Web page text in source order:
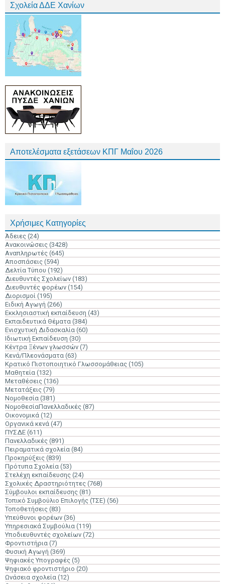
Σχολεία ΔΔΕ Χανίων
Αποτελέσματα εξετάσεων ΚΠΓ Μαΐου 2026
Χρήσιμες Κατηγορίες
Άδειες (24)
Ανακοινώσεις (3428)
Αναπληρωτές (645)
Αποσπάσεις (594)
Δελτία Τύπου (192)
Διευθυντές Σχολείων (183)
Διευθυντές φορέων (154)
Διορισμοί (195)
Ειδική Αγωγή (266)
Εκκλησιαστική εκπαίδευση (43)
Εκπαιδευτικά Θέματα (384)
Ενισχυτική Διδασκαλία (60)
Ιδιωτική Εκπαίδευση (30)
Κέντρα Ξένων γλωσσών (7)
Κενά/Πλεονάσματα (63)
Κρατικό Πιστοποιητικό Γλωσσομάθειας (105)
Μαθητεία (132)
Μεταθέσεις (136)
Μετατάξεις (79)
Νομοθεσία (381)
ΝομοθεσίαΠανελλαδικές (87)
Οικονομικά (12)
Οργανικά κενά (47)
ΠΥΣΔΕ (611)
Πανελλαδικές (891)
Πειραματικά σχολεία (84)
Προκηρύξεις (839)
Πρότυπα Σχολεία (53)
Στελέχη εκπαίδευσης (24)
Σχολικές Δραστηριότητες (768)
Σύμβουλοι εκπαίδευσης (81)
Τοπικό Συμβούλιο Επιλογής (ΤΣΕ) (56)
Τοποθετήσεις (83)
Υπεύθυνοι φορέων (36)
Υπηρεσιακά Συμβούλια (119)
Υποδιευθυντές σχολείων (72)
Φροντιστήρια (7)
Φυσική Αγωγή (369)
Ψηφιακές Υπογραφές (5)
Ψηφιακό φροντιστήριο (20)
Ωνάσεια σχολεία (12)